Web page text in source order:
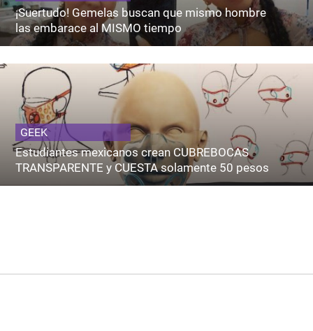
¡Suertudo! Gemelas buscan que mismo hombre
las embarace al MISMO tiempo
GEEK
Estudiantes mexicanos crean CUBREBOCAS
TRANSPARENTE y CUESTA solamente 50 pesos